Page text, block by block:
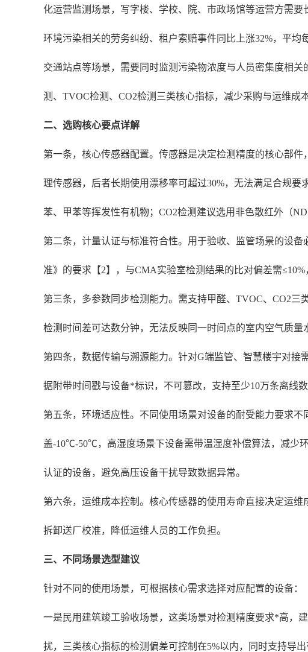
化运营监测场景，写字楼、学校、院、市政场馆等运营方需
环境污染相关的劳务纠纷、租户索赔事件同比上涨32%，平
交通站点等场景，需要同时监测污染物浓度与人员密集度相
测、TVOC检测、CO2检测三类核心指标，减少采购与运维成
二、选购核心要点详解
第一条，核心传感器配置。传感器是决定检测精度的核心部
理传感器，后者长期使用漂移率可超过30%，无法满足合规要
苯、甲苯等挥发性有机物；CO2检测建议选用非色散红外（
第二条，计量认证与标准符合性。用于验收、监管场景的设
准》的要求【2】，与CMA实验室检测结果的比对偏差需≤10%
第三条，多参数同步检测能力。需支持甲醛、TVOC、CO2三
检测时间差可达数分钟，无法反映同一时间点的室内空气质量
第四条，数据传输与溯源能力。针对G端监管、智慧楼宇对
据附带时间戳与设备*标识，不可篡改，支持至少10万条离线
第五条，环境适应性。不同使用场景对设备的耐受能力要求
盖-10℃-50℃，高湿度场景下设备需带温湿度补偿算法，减少
认证的设备，避免高压设备干扰导致数据异常。
第六条，运维成本控制。核心传感器的使用寿命直接决定运
拆卸送厂校准，降低运维人员的工作负担。
三、不同场景选型建议
针对不同的使用场景，可根据核心需求选择对应配置的设备：
一是民用建筑竣工验收场景，这类场景对检测精度要求*高，
扰，三类核心指标的检测偏差可控制在5%以内，同时支持导